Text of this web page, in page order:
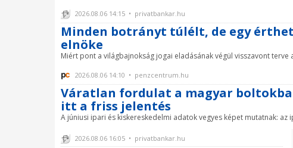
2026.08.06 14:15 • privatbankar.hu
Minden botrányt túlélt, de egy
elnöke
Miért pont a világbajnokság jogai eladásának végül visszavont terve
2026.08.06 14:10 • penzcentrum.hu
Váratlan fordulat a magyar
itt a friss jelentés
A júniusi ipari és kiskereskedelmi adatok vegyes képet mutatnak:
2026.08.06 16:05 • privatbankar.hu